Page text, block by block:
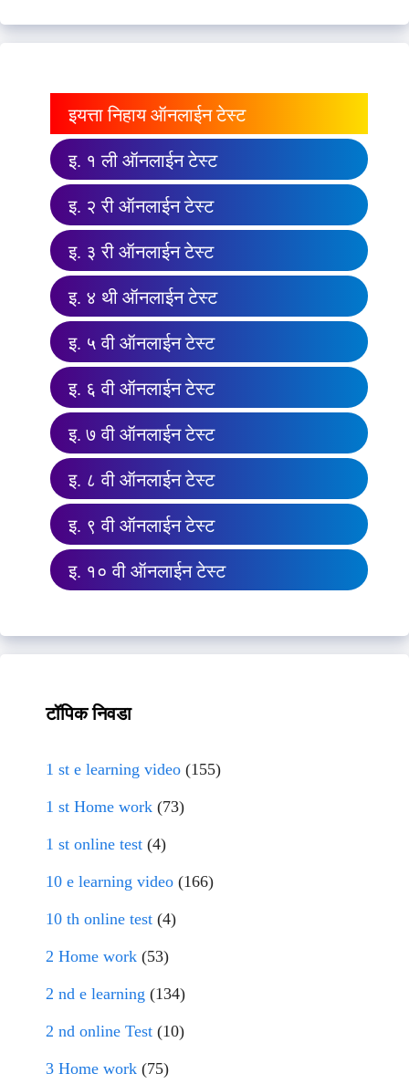
इयत्ता निहाय ऑनलाईन टेस्ट
इ. १ ली ऑनलाईन टेस्ट
इ. २ री ऑनलाईन टेस्ट
इ. ३ री ऑनलाईन टेस्ट
इ. ४ थी ऑनलाईन टेस्ट
इ. ५ वी ऑनलाईन टेस्ट
इ. ६ वी ऑनलाईन टेस्ट
इ. ७ वी ऑनलाईन टेस्ट
इ. ८ वी ऑनलाईन टेस्ट
इ. ९ वी ऑनलाईन टेस्ट
इ. १० वी ऑनलाईन टेस्ट
टॉपिक निवडा
1 st e learning video (155)
1 st Home work (73)
1 st online test (4)
10 e learning video (166)
10 th online test (4)
2 Home work (53)
2 nd e learning (134)
2 nd online Test (10)
3 Home work (75)